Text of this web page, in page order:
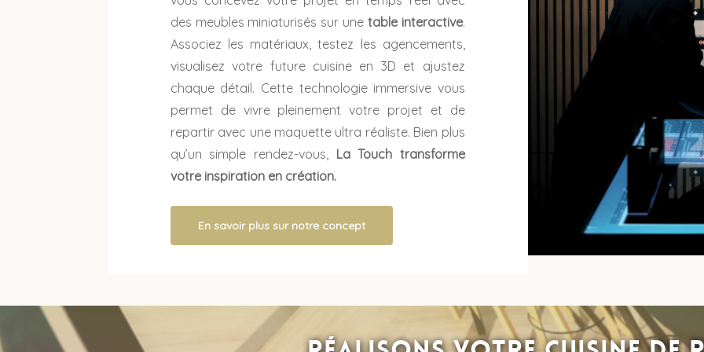
des meubles miniaturisés sur une table interactive.
Associez les matériaux, testez les agencements,
visualisez votre future cuisine en 3D et ajustez
chaque détail. Cette technologie immersive vous
permet de vivre pleinement votre projet et de
repartir avec une maquette ultra réaliste. Bien plus
qu’un simple rendez-vous, La Touch transforme
votre inspiration en création.
En savoir plus sur notre concept